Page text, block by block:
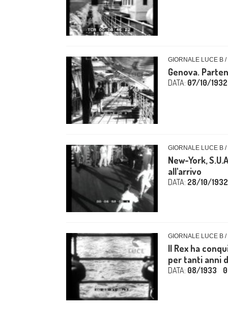
GIORNALE LUCE B
Genova.
DATA: 07/10/1932
GIORNALE LUCE B
New-York,
all'arrivo
DATA: 28/10/1932
GIORNALE LUCE B
Il Rex ha
per tanti anni
DATA: 08/1933